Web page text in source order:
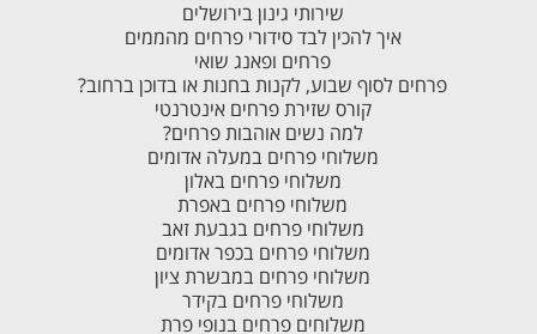
שירותי גינון בירושלים
איך להכין לבד סידורי פרחים מהממים
פרחים ופאנג שואי
פרחים לסוף שבוע, לקנות בחנות או בדוכן ברחוב?
קורס שזירת פרחים אינטרנטי
למה נשים אוהבות פרחים?
משלוחי פרחים במעלה אדומים
משלוחי פרחים באלון
משלוחי פרחים באפרת
משלוחי פרחים בגבעת זאב
משלוחי פרחים בכפר אדומים
משלוחי פרחים במבשרת ציון
משלוחי פרחים בקידר
משלוחים פרחים בנופי פרת